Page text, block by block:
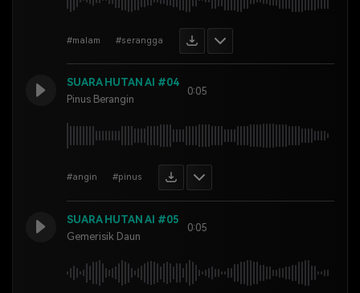
#malam #serangga
SUARA HUTAN AI #04
Pinus Berangin
0:05
#angin #pinus
SUARA HUTAN AI #05
Gemerisik Daun
0:05